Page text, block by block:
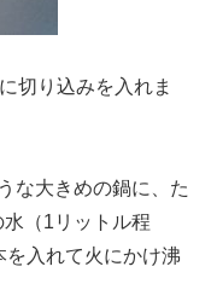
切り込みを入れま
な大きめの鍋に、た
（1リットル程
を入れて火にかけ沸